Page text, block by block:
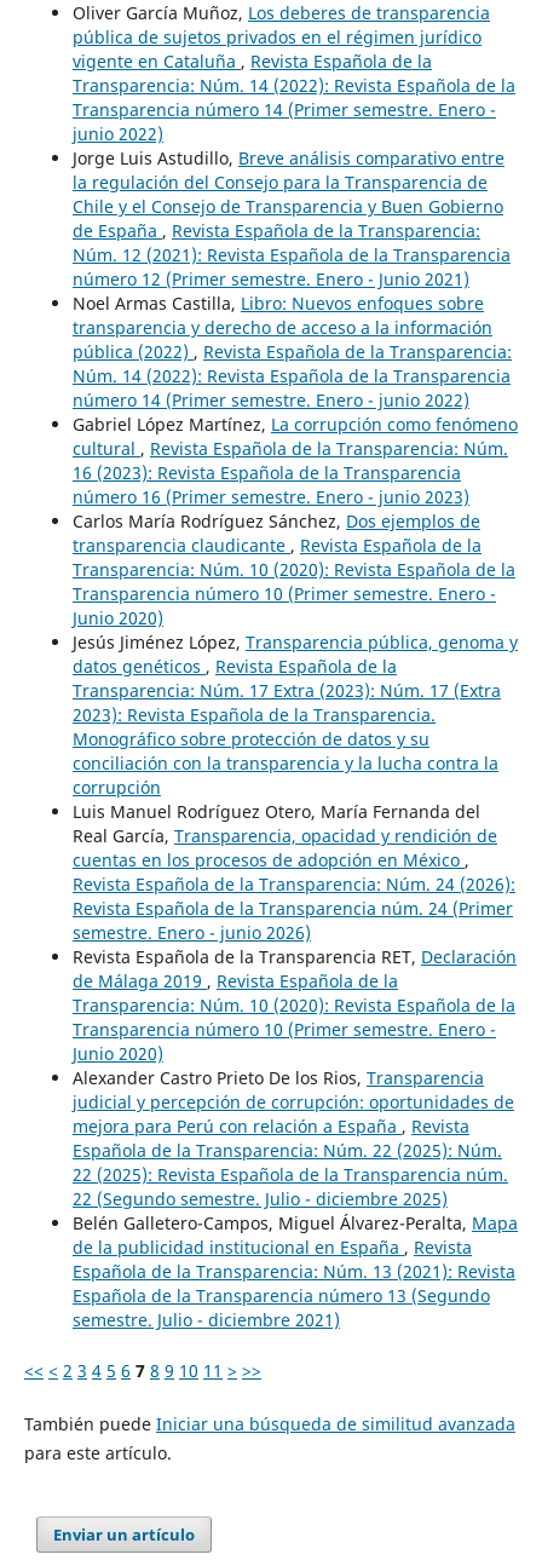
Oliver García Muñoz, Los deberes de transparencia
pública de sujetos privados en el régimen jurídico
vigente en Cataluña , Revista Española de la
Transparencia: Núm. 14 (2022): Revista Española de la
Transparencia número 14 (Primer semestre. Enero -
junio 2022)
Jorge Luis Astudillo, Breve análisis comparativo entre
la regulación del Consejo para la Transparencia de
Chile y el Consejo de Transparencia y Buen Gobierno
de España , Revista Española de la Transparencia:
Núm. 12 (2021): Revista Española de la Transparencia
número 12 (Primer semestre. Enero - Junio 2021)
Noel Armas Castilla, Libro: Nuevos enfoques sobre
transparencia y derecho de acceso a la información
pública (2022) , Revista Española de la Transparencia:
Núm. 14 (2022): Revista Española de la Transparencia
número 14 (Primer semestre. Enero - junio 2022)
Gabriel López Martínez, La corrupción como fenómeno
cultural , Revista Española de la Transparencia: Núm.
16 (2023): Revista Española de la Transparencia
número 16 (Primer semestre. Enero - junio 2023)
Carlos María Rodríguez Sánchez, Dos ejemplos de
transparencia claudicante , Revista Española de la
Transparencia: Núm. 10 (2020): Revista Española de la
Transparencia número 10 (Primer semestre. Enero -
Junio 2020)
Jesús Jiménez López, Transparencia pública, genoma y
datos genéticos , Revista Española de la
Transparencia: Núm. 17 Extra (2023): Núm. 17 (Extra
2023): Revista Española de la Transparencia.
Monográfico sobre protección de datos y su
conciliación con la transparencia y la lucha contra la
corrupción
Luis Manuel Rodríguez Otero, María Fernanda del
Real García, Transparencia, opacidad y rendición de
cuentas en los procesos de adopción en México ,
Revista Española de la Transparencia: Núm. 24 (2026):
Revista Española de la Transparencia núm. 24 (Primer
semestre. Enero - junio 2026)
Revista Española de la Transparencia RET, Declaración
de Málaga 2019 , Revista Española de la
Transparencia: Núm. 10 (2020): Revista Española de la
Transparencia número 10 (Primer semestre. Enero -
Junio 2020)
Alexander Castro Prieto De los Rios, Transparencia
judicial y percepción de corrupción: oportunidades de
mejora para Perú con relación a España , Revista
Española de la Transparencia: Núm. 22 (2025): Núm.
22 (2025): Revista Española de la Transparencia núm.
22 (Segundo semestre. Julio - diciembre 2025)
Belén Galletero-Campos, Miguel Álvarez-Peralta, Mapa
de la publicidad institucional en España , Revista
Española de la Transparencia: Núm. 13 (2021): Revista
Española de la Transparencia número 13 (Segundo
semestre. Julio - diciembre 2021)
<< < 2 3 4 5 6 7 8 9 10 11 > >>
También puede Iniciar una búsqueda de similitud avanzada
para este artículo.
Enviar un artículo